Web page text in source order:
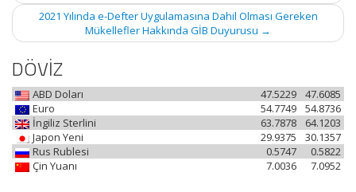
2021 Yılında e-Defter Uygulamasına Dahil Olması Gereken
Mükellefler Hakkında GİB Duyurusu →
DÖVİZ
ABD Doları 47.6085
47.5229
Euro
54.8736
54.7749
İngiliz Sterlini
64.1203
63.7878
Japon Yeni
30.1357
29.9375
Rus Rublesi
0.5822
0.5747
Çin Yuanı
7.0952
7.0036